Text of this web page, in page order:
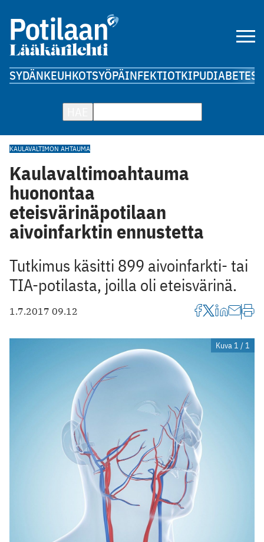
SYDÄNKEUHKOTSYÖPÄINFEKTIOTKIPUDIABETES
KAULAVALTIMON AHTAUMA
Kaulavaltimoahtauma
huonontaa
eteisvärinäpotilaan
aivoinfarktin ennustetta
Tutkimus käsitti 899 aivoinfarkti- tai
TIA-potilasta, joilla oli eteisvärinä.
1.7.2017 09.12
Kuva 1 / 1